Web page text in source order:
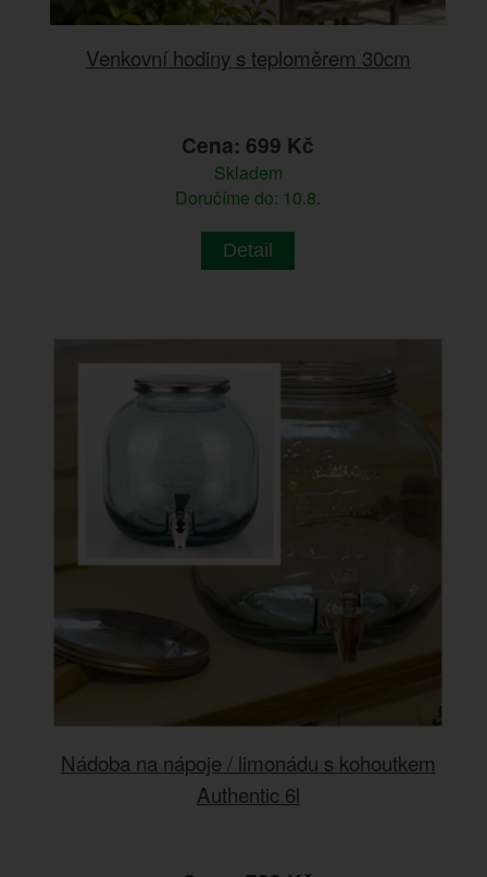
Venkovní hodiny s teploměrem 30cm
Cena: 699 Kč
Skladem
Doručíme do: 10.8.
Detail
Nádoba na nápoje / limonádu s kohoutkem
Authentic 6l